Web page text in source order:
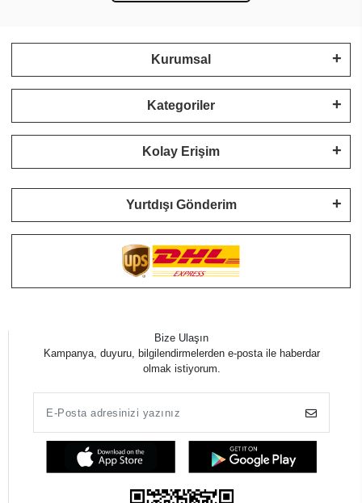
Kurumsal
Kategoriler
Kolay Erişim
Yurtdışı Gönderim
Bize Ulaşın
Kampanya, duyuru, bilgilendirmelerden e-posta ile haberdar
olmak istiyorum.